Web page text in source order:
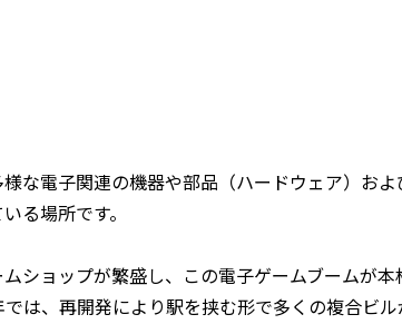
な電子関連の機器や部品（ハードウェア）お
る場所です。
ショップが繁盛し、この電子ゲームブームが
は、再開発により駅を挟む形で多くの複合ビ